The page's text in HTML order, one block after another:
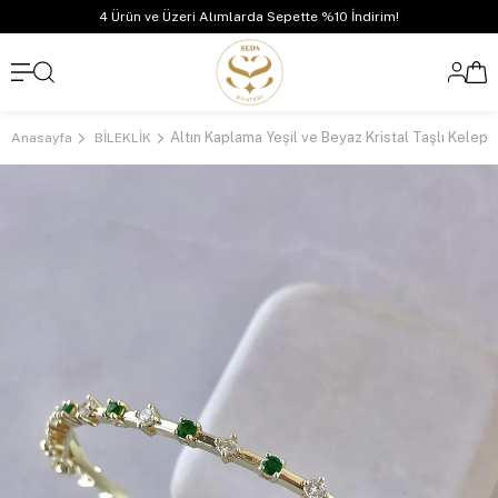
4 Ürün ve Üzeri Alımlarda Sepette %10 İndirim!
Anasayfa BİLEKLİK Altın Kaplama Yeşil ve Beyaz Kristal Taşlı